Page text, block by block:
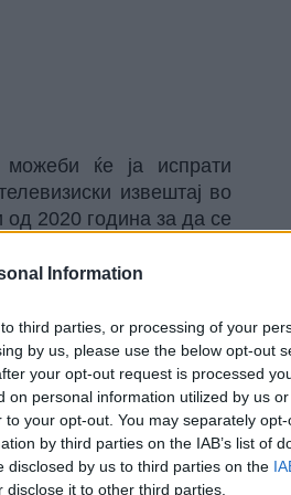
Information
third parties, or processing of your
by us, please use the below opt-out
your opt-out request is processed
on personal information utilized by us
your opt-out. You may separately
by third parties on the IAB’s list of
disclosed by us to third parties on the
disclose it to other third parties.
можеби ќе ја испрати
извештај во
од 2020 година за да се
иако вистинската
но Портланд е
На прашањето дали ќе
не знаев дека сè уште
да го спречиме, но
синоќа, ова се